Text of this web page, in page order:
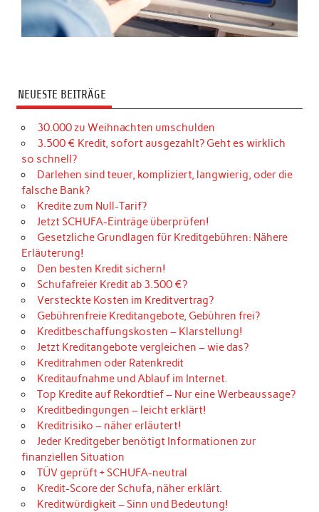
NEUESTE BEITRÄGE
30.000 zu Weihnachten umschulden
3.500 € Kredit, sofort ausgezahlt? Geht es wirklich
so schnell?
Darlehen sind teuer, kompliziert, langwierig, oder die
falsche Bank?
Kredite zum Null-Tarif?
Jetzt SCHUFA-Einträge überprüfen!
Gesetzliche Grundlagen für Kreditgebühren: Nähere
Erläuterung!
Den besten Kredit sichern!
Schufafreier Kredit ab 3.500 €?
Versteckte Kosten im Kreditvertrag?
Gebührenfreie Kreditangebote, Gebühren frei?
Kreditbeschaffungskosten – Klarstellung!
Jetzt Kreditangebote vergleichen – wie das?
Kreditrahmen oder Ratenkredit
Kreditaufnahme und Ablauf im Internet.
Top Kredite auf Rekordtief – Nur eine Werbeaussage?
Kreditbedingungen – leicht erklärt!
Kreditrisiko – näher erläutert!
Jeder Kreditgeber benötigt Informationen zur
finanziellen Situation
TÜV geprüft + SCHUFA-neutral
Kredit-Score der Schufa, näher erklärt.
Kreditwürdigkeit – Sinn und Bedeutung!